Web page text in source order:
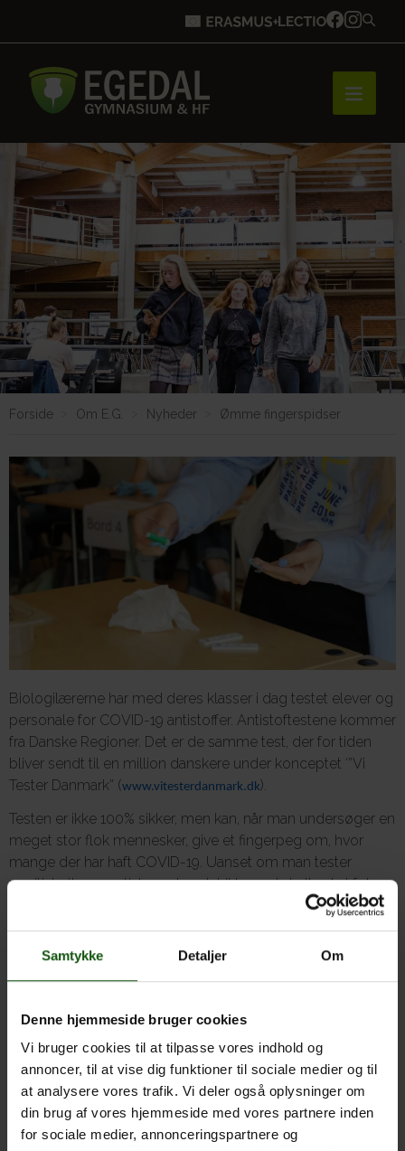
Samtykke Detaljer Om
Denne hjemmeside bruger cookies
Vi bruger cookies til at tilpasse vores indhold og
annoncer, til at vise dig funktioner til sociale medier og til
at analysere vores trafik. Vi deler også oplysninger om
din brug af vores hjemmeside med vores partnere inden
for sociale medier, annonceringspartnere og
Forside
Brobygning
Bliv elev
Vores uddannelser
Om E.G.
Forside Om E.G. Nyheder Ømme fingerspidser
Biologilærerne har med deres klasser i dag testet elever og
personale for COVID-19 antistoffer. Antistoftestene kommer
fra Danske Regioner. Det er de samme test, der for tiden
bliver sendt til en million danskere under konceptet ‘”Vi
Tester Danmark” (www.vitesterdanmark.dk).
Testen er ikke 100% sikker, men kan, når man undersøger en
meget stor flok mennesker, give et fingerpeg om, hvor
mange der har haft COVID-19. Uanset om man tester
positivt eller negativt, ændrer det ikke ved at alle skal følge
de gældende regler og restriktioner i forhold til COVID-19.
undervisningen.